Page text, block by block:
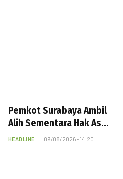
Pemkot Surabaya Ambil
Alih Sementara Hak Asuh
Anak Pasutri Viral
HEADLINE 09/08/2026 - 14:20